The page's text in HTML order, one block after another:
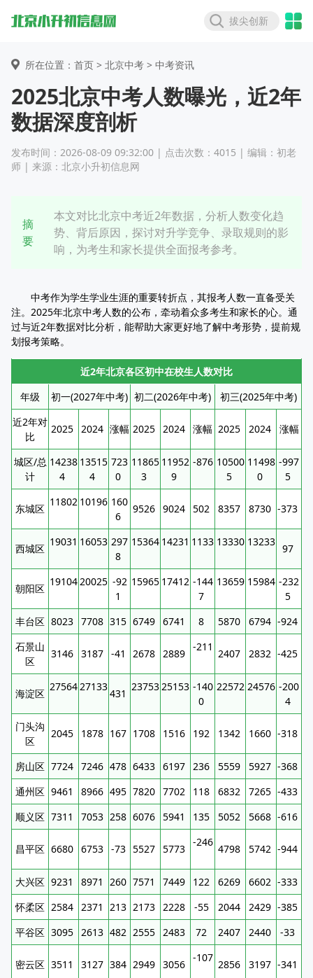
拔尖创新
所在位置：首页 > 北京中考 > 中考资讯
2025北京中考人数曝光，近2年
数据深度剖析
发布时间：2026-08-09 09:32:00 | 点击次数：4015 | 编辑：初老
师 | 来源：北京小升初信息网
摘
要
本文对比北京中考近2年数据，分析人数变化趋
势、背后原因，探讨对升学竞争、录取规则的影
响，为考生和家长提供全面报考参考。
中考作为学生学业生涯的重要转折点，其报考人数一直备受关
注。2025年北京中考人数的公布，牵动着众多考生和家长的心。通
过与近2年数据对比分析，能帮助大家更好地了解中考形势，提前规
划报考策略。
近2年北京各区初中在校生人数对比
年级
初一(2027年中考) 初二(2026年中考)
初三(2025年中考)
近2年对
比
2025 2024 涨幅 2025 2024 涨幅 2025 2024 涨幅
城区/总
计
14238
4
13515
4
723
0
11865
3
11952
9
-876 10500
5
11498
0
-997
5
东城区
11802 10196 160
6
9526 9024 502 8357 8730 -373
西城区
19031 16053 297
8
15364 14231 1133 13330 13233
97
朝阳区
1910420025 -92
1
15965 17412 -144
7
13659 15984 -232
5
丰台区 8023 7708 315 6749 6741 8 5870 6794 -924
石景山
区
3146 3187 -41 2678 2889
-211
2407 2832 -425
海淀区
2756427133
431
2375325153 -140
0
22572 24576 -200
4
门头沟
区
2045 1878 167 1708 1516 192 1342 1660 -318
房山区 7724 7246 478 6433 6197 236 5559 5927 -368
通州区 9461 8966 495 7820 7702 118 6832 7265 -433
顺义区 7311 7053 258 6076 5941 135 5052 5668 -616
昌平区 6680 6753 -73 5527 5773
-246
4798 5742 -944
大兴区 9231 8971 260 7571 7449 122 6269 6602 -333
怀柔区 2584 2371 213 2173 2228 -55 2044 2429 -385
平谷区 3095 2613 482 2555 2483 72 2407 2440 -33
密云区 3511 3127 384 2949 3056
-107
2856 3197 -341